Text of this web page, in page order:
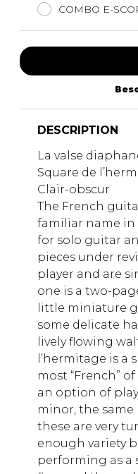
COMBO E-
DESCRIPTION
La valse
Square de
Clair-obscur
The French
familiar name in
for solo guitar
pieces under
player and are
one is a two-
little miniature
some delicate
lively flowing
l’hermitage is
most “French”
an option of
minor, the same
these are very
enough variety
performing as a